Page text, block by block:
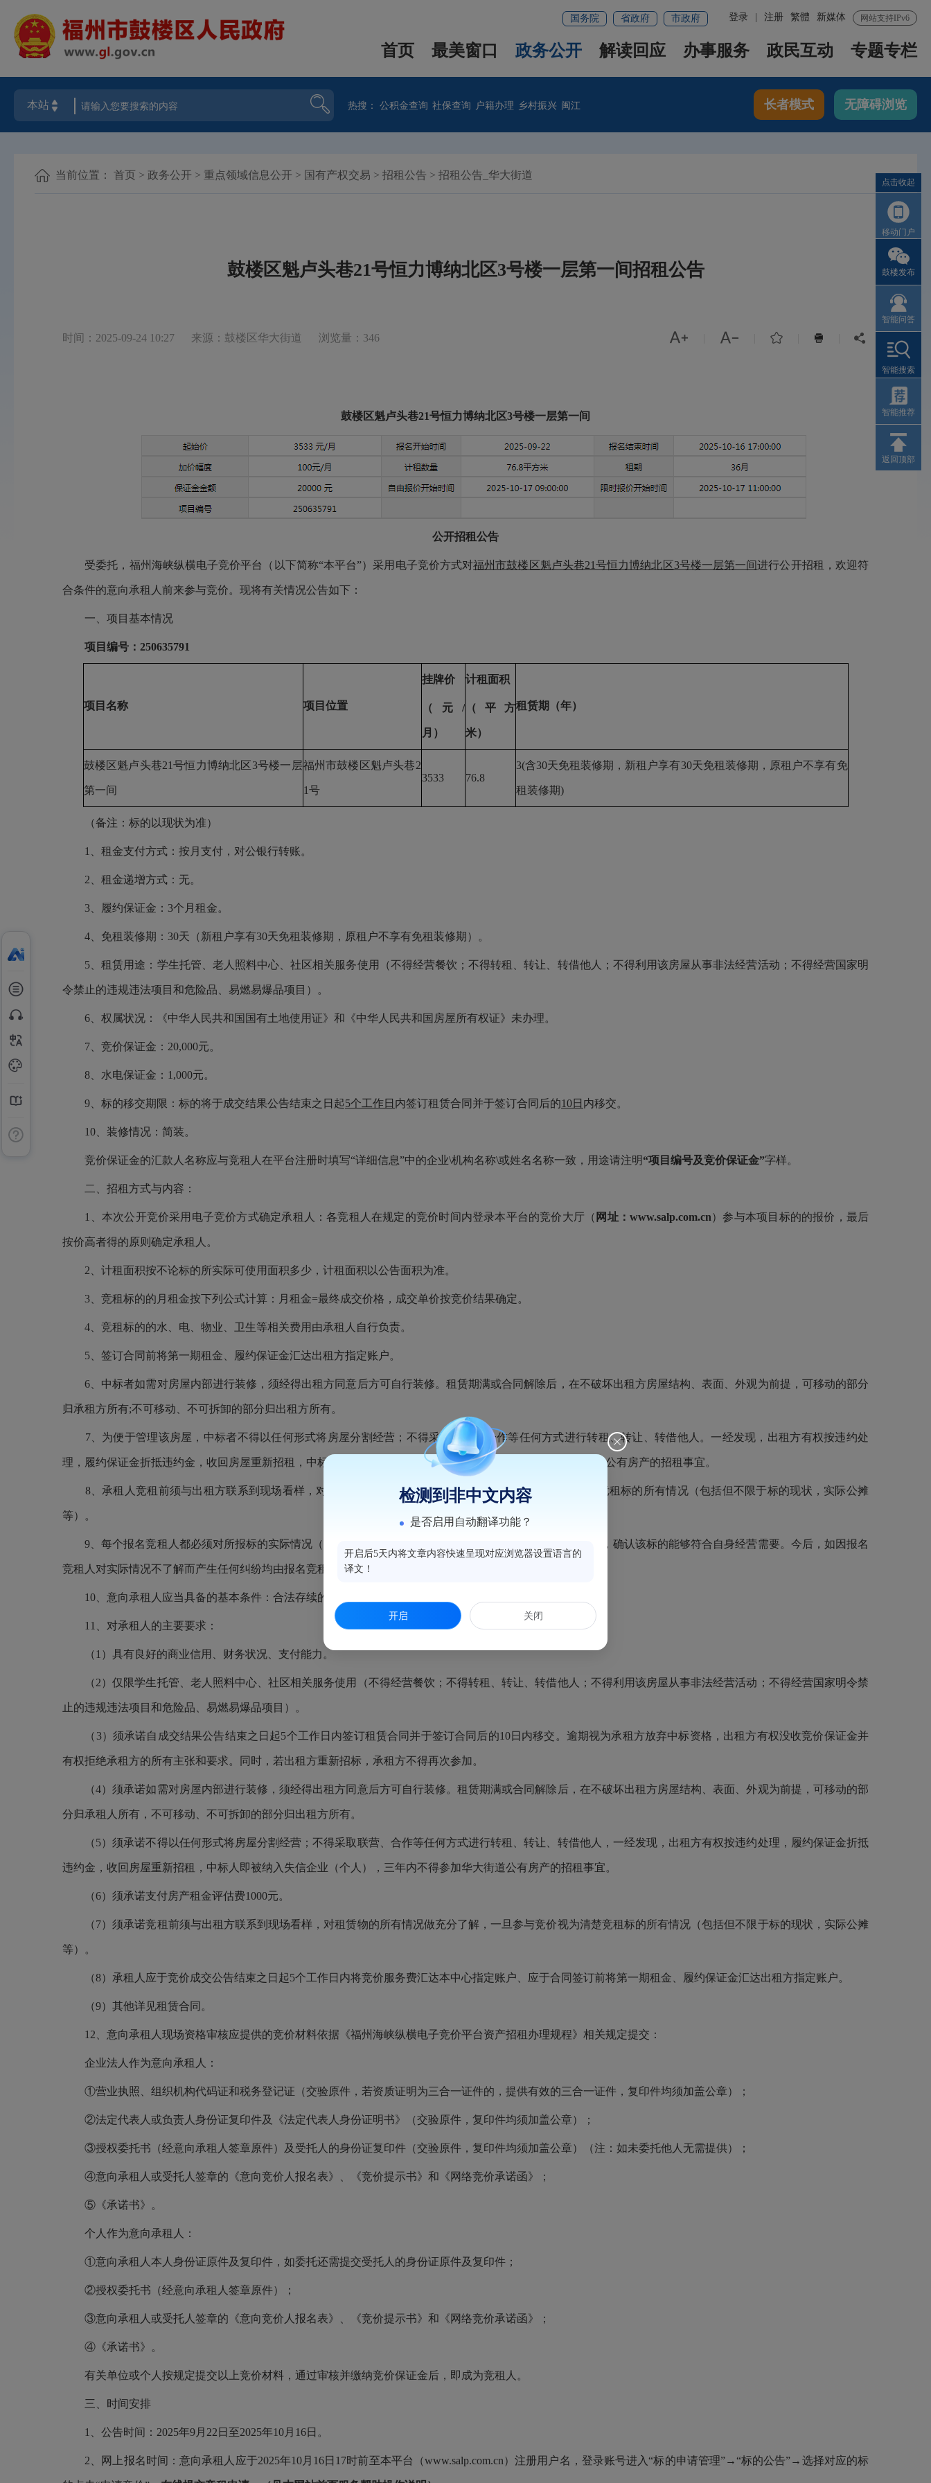
网站支持IPv6
新媒体
繁體
登录 注册
国务院 省政府 市政府
首页 最美窗口 政务公开 解读回应 办事服务 政民互动 专题专栏
热搜：公积金查询 社保查询 户籍办理 乡村振兴 闽江 长者模式 无障碍浏览
当前位置： 首页 > 政务公开 > 重点领域信息公开 > 国有产权交易 > 招租公告 > 招租公告_华大街道
鼓楼区魁卢头巷21号恒力博纳北区3号楼一层第一间招租公告
时间：2025-09-24 10:27 来源：鼓楼区华大街道 浏览量：346     
鼓楼区魁卢头巷21号恒力博纳北区3号楼一层第一间
公开招租公告
受委托，福州海峡纵横电子竞价平台（以下简称“本平台”）采用电子竞价方式对福州市鼓楼区魁卢头巷21号恒力博纳北区3号楼一层第一间进行公开招租，欢迎符
合条件的意向承租人前来参与竞价。现将有关情况公告如下：
一、项目基本情况
项目编号： 250635791
项目名称 项目位置
挂牌价
（元 /
月）
计租面积
（平方
米）
租赁期（年）
鼓楼区魁卢头巷21号恒力博纳北区3号楼一层
第一间
福州市鼓楼区魁卢头巷2
1号
3533 76.8
3(含30天免租装修期，新租户享有30天免租装修期，原租户不享有免
租装修期)
（备注：标的以现状为准）
1、租金支付方式：按月支付，对公银行转账。
2、租金递增方式：无。
3、履约保证金：3个月租金。
4、免租装修期：30天（新租户享有30天免租装修期，原租户不享有免租装修期）。
5、租赁用途：学生托管、老人照料中心、社区相关服务使用（不得经营餐饮；不得转租、转让、转借他人；不得利用该房屋从事非法经营活动；不得经营国家明
令禁止的违规违法项目和危险品、易燃易爆品项目）。
6、权属状况：《中华人民共和国国有土地使用证》和《中华人民共和国房屋所有权证》未办理。
7、竞价保证金：20,000元。
8、水电保证金：1,000元。
9、标的移交期限：标的将于成交结果公告结束之日起5个工作日 内签订租赁合同并于签订合同后的10日 内移交。
10、装修情况：简装。
竞价保证金的汇款人名称应与竞租人在平台注册时填写“详细信息”中的企业\机构名称\或姓名名称一致，用途请注明“项目编号及竞价保证金”字样。
二、招租方式与内容：
1、本次公开竞价采用电子竞价方式确定承租人：各竞租人在规定的竞价时间内登录本平台的竞价大厅（ 网址：www.salp.com.cn）参与本项目标的的报价，最后
按价高者得的原则确定承租人。
2、计租面积按不论标的所实际可使用面积多少，计租面积以公告面积为准。
3、竞租标的的月租金按下列公式计算：月租金=最终成交价格，成交单价按竞价结果确定。
4、竞租标的的水、电、物业、卫生等相关费用由承租人自行负责。
5、签订合同前将第一期租金、履约保证金汇达出租方指定账户。
6、中标者如需对房屋内部进行装修，须经得出租方同意后方可自行装修。租赁期满或合同解除后，在不破坏出租方房屋结构、表面、外观为前提，可移动的部分
归承租方所有;不可移动、不可拆卸的部分归出租方所有。
7、为便于管理该房屋，中标者不得以任何形式将房屋分割经营；不得采取联营、合作等任何方式进行转租、转让、转借他人。一经发现，出租方有权按违约处
理，履约保证金折抵违约金，收回房屋重新招租，中标者即被纳入失信企业（个人），三年内不得参加华大街道公有房产的招租事宜。
8、承租人竞租前须与出租方联系到现场看样，对租赁物的所有情况做充分了解，一旦参与竞价视为清楚竞租标的所有情况（包括但不限于标的现状，实际公摊
等）。
9、每个报名竞租人都必须对所报标的实际情况（包括地理位置、房屋状况、目前经营情况等）做充分了解，确认该标的能够符合自身经营需要。今后，如因报名
竞租人对实际情况不了解而产生任何纠纷均由报名竞租人自行承担，与出租方和本平台无关。
10、意向承租人应当具备的基本条件：合法存续的企业法人或具有完全民事行为能力的自然人。
11、对承租人的主要要求：
（1）具有良好的商业信用、财务状况、支付能力。
（2）仅限学生托管、老人照料中心、社区相关服务使用（不得经营餐饮；不得转租、转让、转借他人；不得利用该房屋从事非法经营活动；不得经营国家明令禁
止的违规违法项目和危险品、易燃易爆品项目）。
（ 3）须承诺自成交结果公告结束之日起5个工作日内签订租赁合同并于签订合同后的10日内移交。逾期视为承租方放弃中标资格，出租方有权没收竞价保证金并
有权拒绝承租方的所有主张和要求。同时，若出租方重新招标，承租方不得再次参加。
（4）须承诺如需对房屋内部进行装修，须经得出租方同意后方可自行装修。租赁期满或合同解除后，在不破坏出租方房屋结构、表面、外观为前提，可移动的部
分归承租人所有，不可移动、不可拆卸的部分归出租方所有。
（5）须承诺不得以任何形式将房屋分割经营；不得采取联营、合作等任何方式进行转租、转让、转借他人，一经发现，出租方有权按违约处理，履约保证金折抵
违约金，收回房屋重新招租，中标人即被纳入失信企业（个人），三年内不得参加华大街道公有房产的招租事宜。
（6）须承诺支付房产租金评估费1000元。
（7）须承诺竞租前须与出租方联系到现场看样，对租赁物的所有情况做充分了解，一旦参与竞价视为清楚竞租标的所有情况（包括但不限于标的现状，实际公摊
等）。
（8）承租人应于竞价成交公告结束之日起5个工作日内将竞价服务费汇达本中心指定账户、应于合同签订前将第一期租金、履约保证金汇达出租方指定账户。
（9）其他详见租赁合同。
12、意向承租人现场资格审核应提供的竞价材料依据《福州海峡纵横电子竞价平台资产招租办理规程》相关规定提交：
企业法人作为意向承租人：
①营业执照、组织机构代码证和税务登记证（交验原件，若资质证明为三合一证件的，提供有效的三合一证件，复印件均须加盖公章）；
②法定代表人或负责人身份证复印件及《法定代表人身份证明书》（交验原件，复印件均须加盖公章）；
③授权委托书（经意向承租人签章原件）及受托人的身份证复印件（交验原件，复印件均须加盖公章）（注：如未委托他人无需提供）；
④意向承租人或受托人签章的《意向竞价人报名表》、《竞价提示书》和《网络竞价承诺函》；
⑤《承诺书》。
个人作为意向承租人：
①意向承租人本人身份证原件及复印件，如委托还需提交受托人的身份证原件及复印件；
②授权委托书（经意向承租人签章原件）；
③意向承租人或受托人签章的《意向竞价人报名表》、《竞价提示书》和《网络竞价承诺函》；
④《承诺书》。
有关单位或个人按规定提交以上竞价材料，通过审核并缴纳竞价保证金后，即成为竞租人。
三、时间安排
1、公告时间：2025年9月22日至2025年10月16日。
2、网上报名时间：意向承租人应于2025年10月16日17时前至本平台（www.salp.com.cn）注册用户名，登录账号进入“标的申请管理”→“标的公告”→选择对应的标
点击收起
移动门户
鼓楼发布
智能问答
智能搜索
智能推荐
返回顶部
检测到非中文内容
是否启用自动翻译功能？
开启后5天内将文章内容快速呈现对应浏览器设置语言的
译文！
开启 关闭